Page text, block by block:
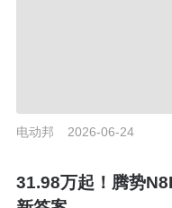
电动邦 2026-06-24
31.98万起！腾势